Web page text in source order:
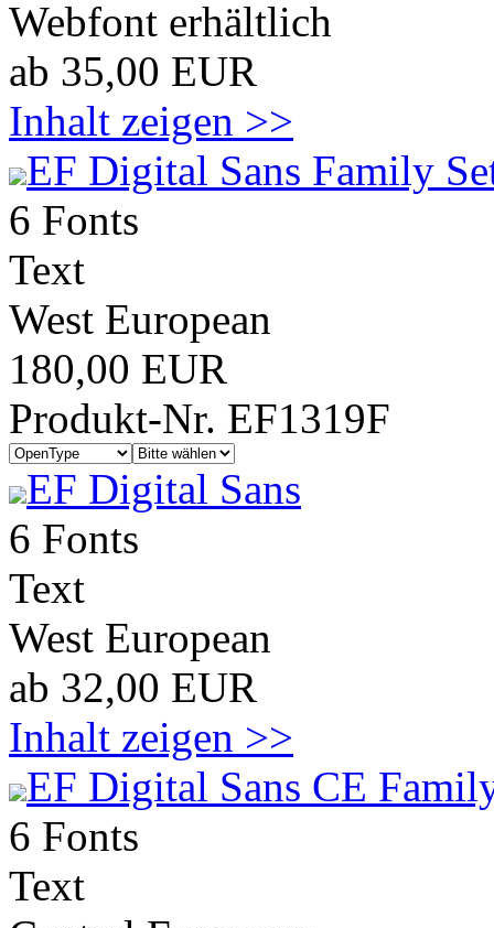
Webfont erhältlich
ab 35,00 EUR
Inhalt zeigen >>
EF Digital Sans Family
6 Fonts
Text
West European
180,00 EUR
Produkt-Nr. EF1319F
EF Digital Sans
6 Fonts
Text
West European
ab 32,00 EUR
Inhalt zeigen >>
EF Digital Sans CE
6 Fonts
Text